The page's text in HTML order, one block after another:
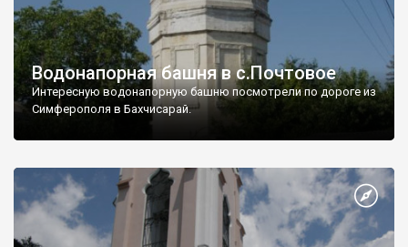
Водонапорная башня в с.Почтовое
Интересную водонапорную башню посмотрели по дороге из
Симферополя в Бахчисарай.